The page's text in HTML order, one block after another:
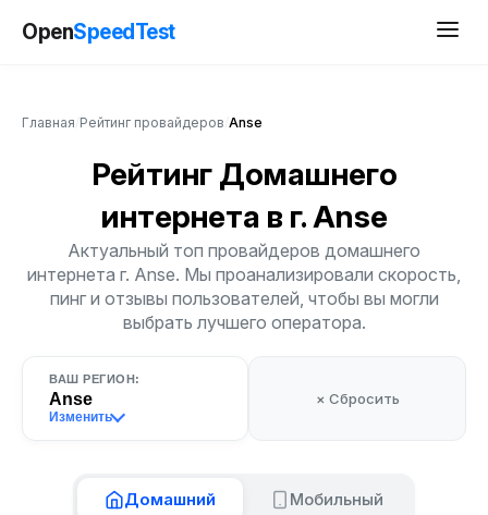
OpenSpeedTest
Главная Рейтинг провайдеров Anse
Рейтинг Домашнего
интернета в г. Anse
Актуальный топ провайдеров домашнего
интернета г. Anse. Мы проанализировали скорость,
пинг и отзывы пользователей, чтобы вы могли
выбрать лучшего оператора.
ВАШ РЕГИОН:
Anse
Изменить
× Сбросить
Домашний Мобильный